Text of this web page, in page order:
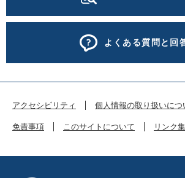
よくある質問と回
アクセシビリティ 個人情報の取り扱いにつ
免責事項 このサイトについて リンク集